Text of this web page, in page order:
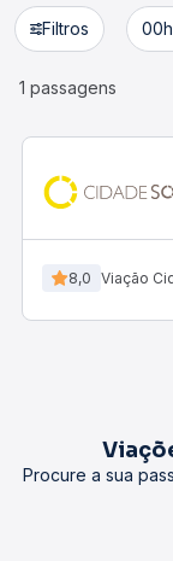
Filtros
1 passagens
8,0 Viação
Procure a sua